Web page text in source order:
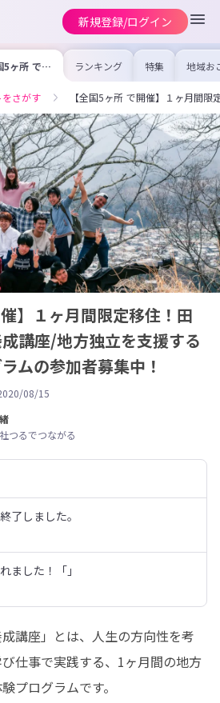
新規登録/ログイン
5ヶ所 で開
ヶ月間限定
成講座/
を支援す
型移住プロ
の参加者募
ランキング 特集 地域お
の求
を集め
事内容
を比較
合った
けよう
さがす 【全国5ヶ所 で開催】１ヶ月間
】１ヶ月間限定移住！田
講座/地方独立を支援する
ムの参加者募集中！
08/15
つるでつながる
了しました。
ました！「」
成講座」とは、人生の方向性を考
仕事で実践する、1ヶ月間の地方
プログラムです。